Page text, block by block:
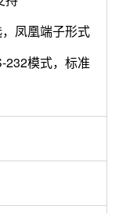
凤凰端子形式
232模式，标准